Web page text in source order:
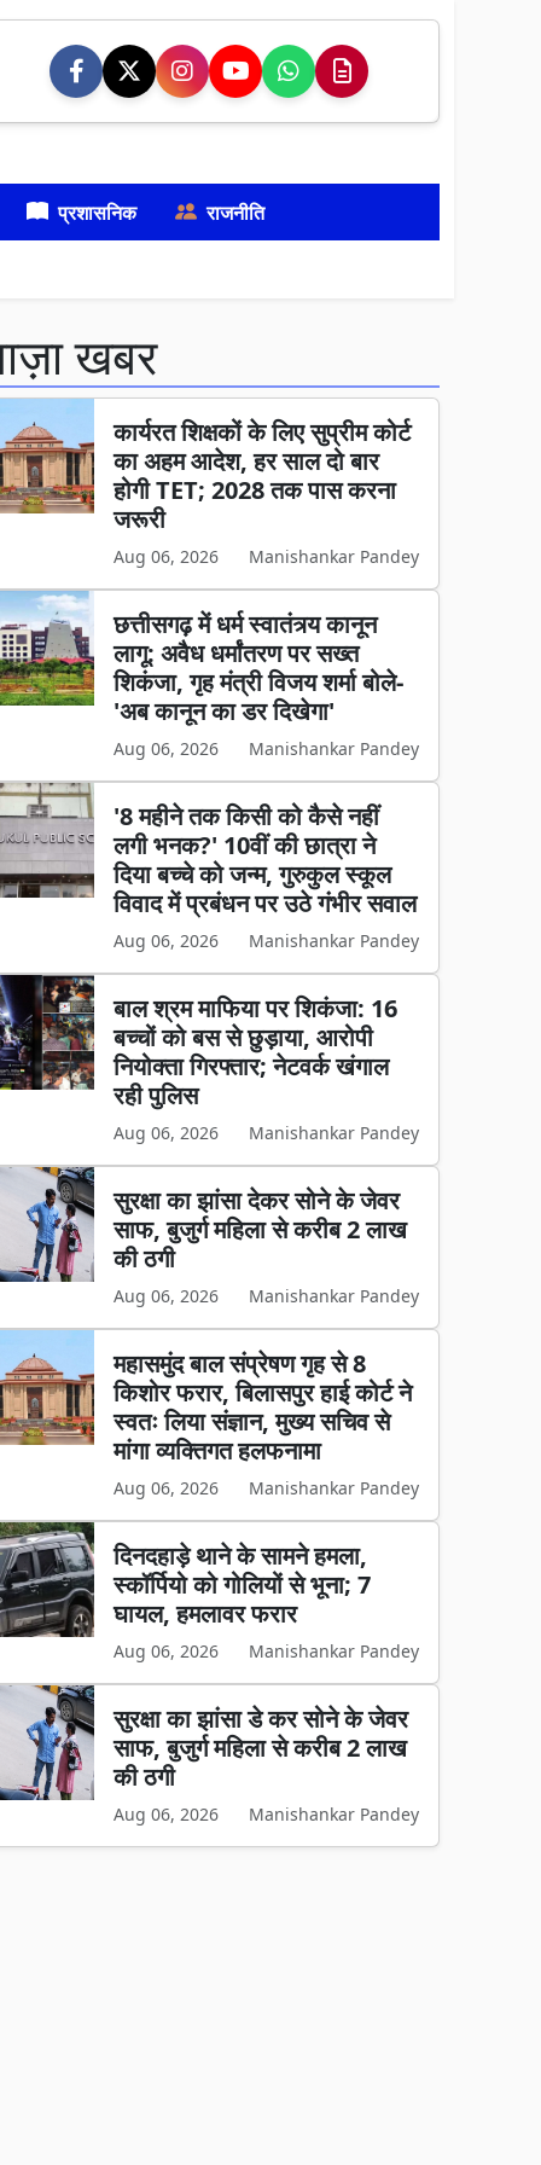
प्रशासनिक राजनीति
खबर
कार्यरत शिक्षकों के लिए सुप्रीम कोर्ट
का अहम आदेश, हर साल दो बार
होगी TET; 2028 तक पास करना
जरूरी
Aug 06, 2026 Manishankar Pandey
छत्तीसगढ़ में धर्म स्वातंत्र्य कानून
लागू: अवैध धर्मांतरण पर सख्त
शिकंजा, गृह मंत्री विजय शर्मा बोले-
'अब कानून का डर दिखेगा'
Aug 06, 2026 Manishankar Pandey
'8 महीने तक किसी को कैसे नहीं
लगी भनक?' 10वीं की छात्रा ने
दिया बच्चे को जन्म, गुरुकुल स्कूल
विवाद में प्रबंधन पर उठे गंभीर सवाल
Aug 06, 2026 Manishankar Pandey
बाल श्रम माफिया पर शिकंजा: 16
बच्चों को बस से छुड़ाया, आरोपी
नियोक्ता गिरफ्तार; नेटवर्क खंगाल
रही पुलिस
Aug 06, 2026 Manishankar Pandey
सुरक्षा का झांसा देकर सोने के जेवर
साफ, बुजुर्ग महिला से करीब 2 लाख
की ठगी
Aug 06, 2026 Manishankar Pandey
महासमुंद बाल संप्रेषण गृह से 8
किशोर फरार, बिलासपुर हाई कोर्ट ने
स्वतः लिया संज्ञान, मुख्य सचिव से
मांगा व्यक्तिगत हलफनामा
Aug 06, 2026 Manishankar Pandey
दिनदहाड़े थाने के सामने हमला,
स्कॉर्पियो को गोलियों से भूना; 7
घायल, हमलावर फरार
Aug 06, 2026 Manishankar Pandey
सुरक्षा का झांसा डे कर सोने के जेवर
साफ, बुजुर्ग महिला से करीब 2 लाख
की ठगी
Aug 06, 2026 Manishankar Pandey